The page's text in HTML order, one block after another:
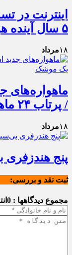
اینترنت در
۵ سال آینده هزار برابر انسان‌ها خواهد شد
۱۸مرداد
ماهواره‌های
/ پرتاب ۲۴ ماهواره با یک موشک
۱۸مرداد
پنج هندزفری
ثبت نقد و بررسی:
مجموع دیدگاهها : 0